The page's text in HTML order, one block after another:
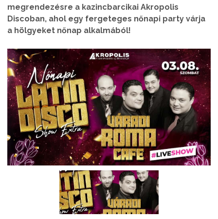
megrendezésre a kazincbarcikai Akropolis
Discoban, ahol egy fergeteges nőnapi party várja
a hölgyeket nőnap alkalmából!